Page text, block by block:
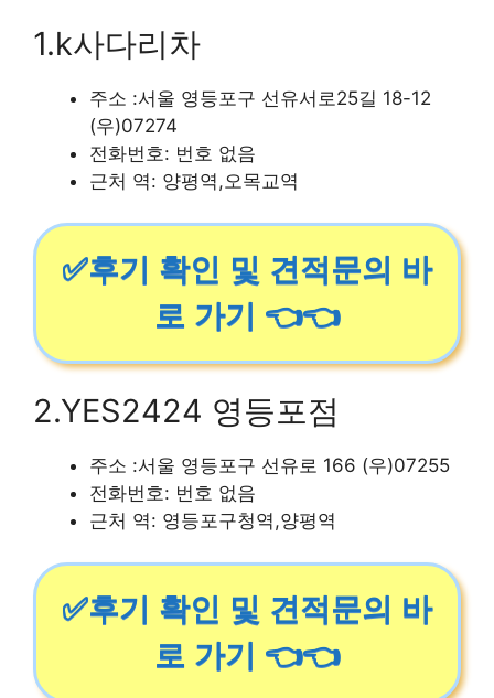
1.k사다리차
주소 :서울 영등포구 선유서로25길 18-12
(우)07274
전화번호: 번호 없음
근처 역: 양평역,오목교역
✅후기 확인 및 견적문의 바
로 가기 👈👈
2.YES2424 영등포점
주소 :서울 영등포구 선유로 166 (우)07255
전화번호: 번호 없음
근처 역: 영등포구청역,양평역
✅후기 확인 및 견적문의 바
로 가기 👈👈